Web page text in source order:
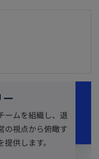
ームを組織し、退
の視点から俯瞰す
供します。